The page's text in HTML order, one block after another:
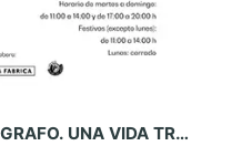
CARLOS SAURA, FOTÓGRAFO. UNA VIDA TRAS LA CÁMARA. EL PALACÍN